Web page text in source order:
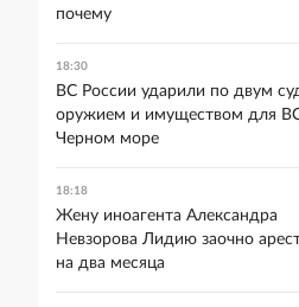
почему
18:30
ВС России ударили по двум
оружием и имуществом для
Черном море
18:18
Жену иноагента Александра
Невзорова Лидию заочно
на два месяца